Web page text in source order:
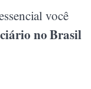
você
no Brasil